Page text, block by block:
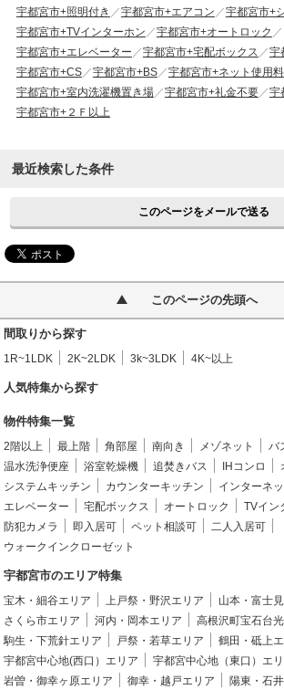
宇都宮市+照明付き
宇都宮市+エアコン
宇都宮市+
宇都宮市+TVインターホン
宇都宮市+オートロック
宇都宮市+エレベーター
宇都宮市+宅配ボックス
宇
宇都宮市+CS
宇都宮市+BS
宇都宮市+ネット使用
宇都宮市+室内洗濯機置き場
宇都宮市+礼金不要
宇
宇都宮市+２Ｆ以上
最近検索した条件
このページをメールで送る
このページの先頭へ
間取りから探す
1R~1LDK 2K~2LDK 3k~3LDK 4K~以上
人気特集から探す
物件特集一覧
2階以上 最上階 角部屋 南向き メゾネット
バ
温水洗浄便座
浴室乾燥機 追焚きバス IHコンロ
システムキッチン
カウンターキッチン インターネ
エレベーター
宅配ボックス オートロック
TVイン
防犯カメラ
即入居可 ペット相談可
二人入居可
ウォークインクローゼット
宇都宮市のエリア特集
宝木・細谷エリア 上戸祭・野沢エリア
山本・富士
さくら市エリア
河内・岡本エリア
高根沢町宝石台
駒生・下荒針エリア
戸祭・若草エリア
鶴田・砥上
宇都宮中心地(西口）エリア
宇都宮中心地（東口）エ
岩曽・御幸ヶ原エリア
御幸・越戸エリア
陽東・石